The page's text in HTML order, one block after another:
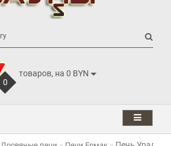
0
товаров, на 0 BYN